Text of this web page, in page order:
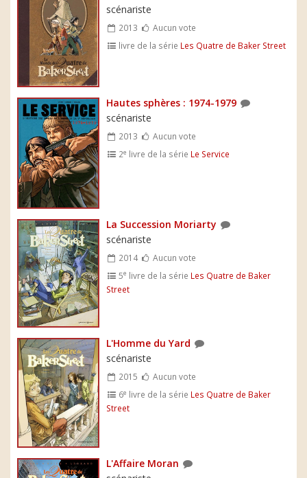
scénariste
2013
Aucun vote
livre de la série Les Quatre de Baker Street
Hautes sphères : 1974-1979
scénariste
2013
Aucun vote
2e livre de la série Le Service
La Succession Moriarty
scénariste
2014
Aucun vote
5e livre de la série Les Quatre de Baker
Street
L'Homme du Yard
scénariste
2015
Aucun vote
6e livre de la série Les Quatre de Baker
Street
L'Affaire Moran